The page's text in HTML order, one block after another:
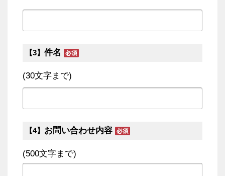
【3】 件名
(30文字まで)
【4】 お問い合わせ内容
(500文字まで)